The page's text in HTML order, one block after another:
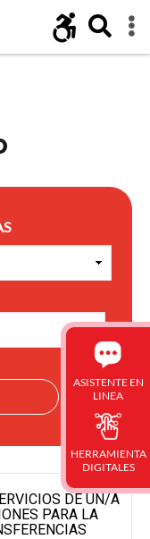
DE UN/A
PARA LA
ASISTENTE EN
LINEA
HERRAMIENTA
DIGITALES